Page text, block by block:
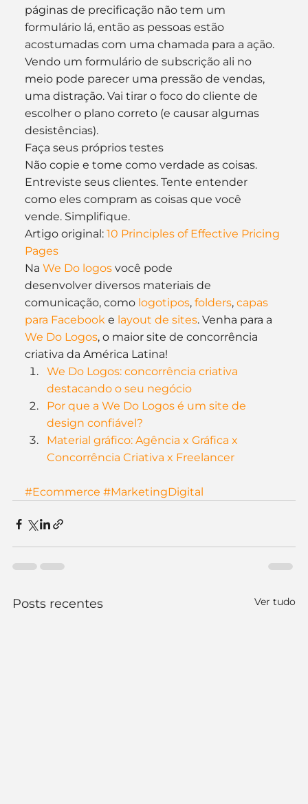
páginas de precificação não tem um
formulário lá, então as pessoas estão
acostumadas com uma chamada para a ação.
Vendo um formulário de subscrição ali no
meio pode parecer uma pressão de vendas,
uma distração. Vai tirar o foco do cliente de
escolher o plano correto (e causar algumas
desistências).
Faça seus próprios testes
Não copie e tome como verdade as coisas.
Entreviste seus clientes. Tente entender
como eles compram as coisas que você
vende. Simplifique.
Artigo original: 10 Principles of Effective Pricing
Pages
Na We Do logos você pode
desenvolver diversos materiais de
comunicação, como logotipos, folders, capas
para Facebook e layout de sites. Venha para a
We Do Logos, o maior site de concorrência
criativa da América Latina!
We Do Logos: concorrência criativa
destacando o seu negócio
Por que a We Do Logos é um site de
design confiável?
Material gráfico: Agência x Gráfica x
Concorrência Criativa x Freelancer
#Ecommerce #MarketingDigital
Posts recentes Ver tudo